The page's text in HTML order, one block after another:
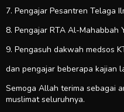
7. Pengajar Pesantren Telaga
8. Pengajar RTA Al-Mahabbah
9. Pengasuh dakwah medsos
dan pengajar beberapa kajian
Semoga Allah terima sebagai
muslimat seluruhnya.